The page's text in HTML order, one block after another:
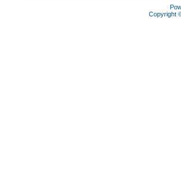
Copyright